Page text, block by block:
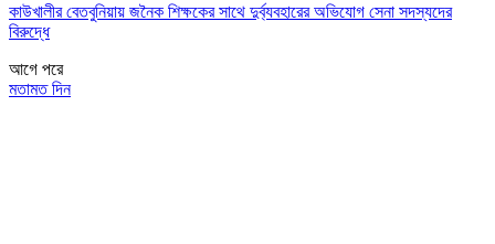
কাউখালীর বেতবুনিয়ায় জনৈক শিক্ষকের সাথে দুর্ব্যবহারের অভিযোগ সেনা সদস্যদের
বিরুদ্ধে
আগে পরে
মতামত দিন